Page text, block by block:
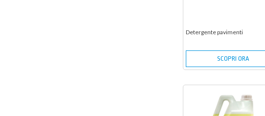
Detergente pavimenti
SCOPRI ORA